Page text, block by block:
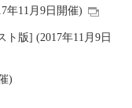
年11月9日開催)
ト版] (2017年11月9日
)